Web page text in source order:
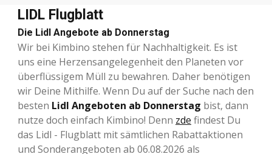
LIDL Flugblatt
Die Lidl Angebote ab Donnerstag
Wir bei Kimbino stehen für Nachhaltigkeit. Es ist
uns eine Herzensangelegenheit den Planeten vor
überflüssigem Müll zu bewahren. Daher benötigen
wir Deine Mithilfe. Wenn Du auf der Suche nach den
besten Lidl Angeboten ab Donnerstag bist, dann
nutze doch einfach Kimbino! Denn zde findest Du
das Lidl - Flugblatt mit sämtlichen Rabattaktionen
und Sonderangeboten ab 06.08.2026 als